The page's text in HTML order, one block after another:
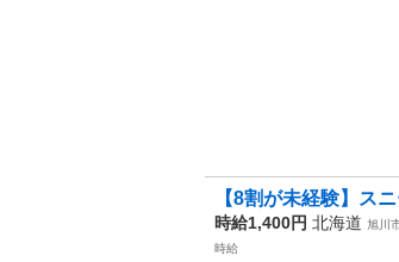
【8割が未経験】ス
時給1,400円 北海道 旭川
時給